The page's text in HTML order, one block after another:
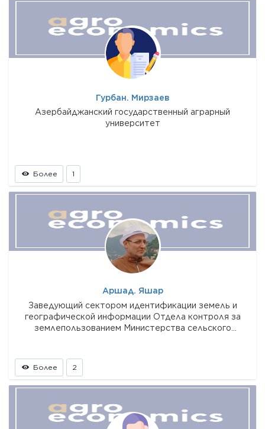
Гурбан. Мирзаев
Азербайджанский государственный аграрный
университет
Более 1
Аршад. Яшар
Заведующий сектором идентификации земель и
географической информации Отдела контроля за
землепользованием Министерства сельского
Более 2